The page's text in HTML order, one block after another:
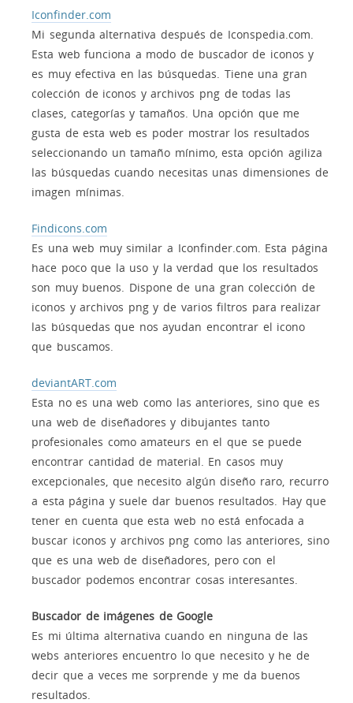
Iconfinder.com
Mi segunda alternativa después de Iconspedia.com.
Esta web funciona a modo de buscador de iconos y
es muy efectiva en las búsquedas. Tiene una gran
colección de iconos y archivos png de todas las
clases, categorías y tamaños. Una opción que me
gusta de esta web es poder mostrar los resultados
seleccionando un tamaño mínimo, esta opción agiliza
las búsquedas cuando necesitas unas dimensiones de
imagen mínimas.
Findicons.com
Es una web muy similar a Iconfinder.com. Esta página
hace poco que la uso y la verdad que los resultados
son muy buenos. Dispone de una gran colección de
iconos y archivos png y de varios filtros para realizar
las búsquedas que nos ayudan encontrar el icono
que buscamos.
deviantART.com
Esta no es una web como las anteriores, sino que es
una web de diseñadores y dibujantes tanto
profesionales como amateurs en el que se puede
encontrar cantidad de material. En casos muy
excepcionales, que necesito algún diseño raro, recurro
a esta página y suele dar buenos resultados. Hay que
tener en cuenta que esta web no está enfocada a
buscar iconos y archivos png como las anteriores, sino
que es una web de diseñadores, pero con el
buscador podemos encontrar cosas interesantes.
Buscador de imágenes de Google
Es mi última alternativa cuando en ninguna de las
webs anteriores encuentro lo que necesito y he de
decir que a veces me sorprende y me da buenos
resultados.